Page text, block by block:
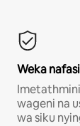
Weka
wageni na
wa siku